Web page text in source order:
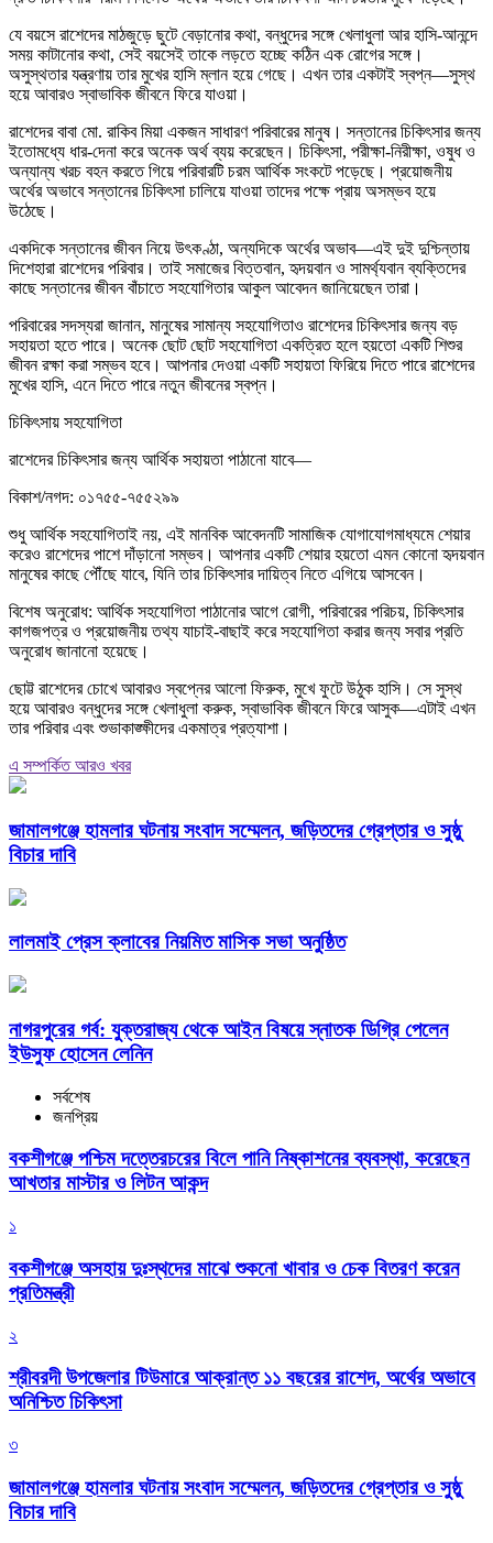
যে বয়সে রাশেদের মাঠজুড়ে ছুটে বেড়ানোর কথা, বন্ধুদের সঙ্গে খেলাধুলা আর হাসি-আনন্দে
সময় কাটানোর কথা, সেই বয়সেই তাকে লড়তে হচ্ছে কঠিন এক রোগের সঙ্গে।
অসুস্থতার যন্ত্রণায় তার মুখের হাসি ম্লান হয়ে গেছে। এখন তার একটাই স্বপ্ন—সুস্থ
হয়ে আবারও স্বাভাবিক জীবনে ফিরে যাওয়া।
রাশেদের বাবা মো. রাকিব মিয়া একজন সাধারণ পরিবারের মানুষ। সন্তানের চিকিৎসার জন্য
ইতোমধ্যে ধার-দেনা করে অনেক অর্থ ব্যয় করেছেন। চিকিৎসা, পরীক্ষা-নিরীক্ষা, ওষুধ ও
অন্যান্য খরচ বহন করতে গিয়ে পরিবারটি চরম আর্থিক সংকটে পড়েছে। প্রয়োজনীয়
অর্থের অভাবে সন্তানের চিকিৎসা চালিয়ে যাওয়া তাদের পক্ষে প্রায় অসম্ভব হয়ে
উঠেছে।
একদিকে সন্তানের জীবন নিয়ে উৎকণ্ঠা, অন্যদিকে অর্থের অভাব—এই দুই দুশ্চিন্তায়
দিশেহারা রাশেদের পরিবার। তাই সমাজের বিত্তবান, হৃদয়বান ও সামর্থ্যবান ব্যক্তিদের
কাছে সন্তানের জীবন বাঁচাতে সহযোগিতার আকুল আবেদন জানিয়েছেন তারা।
পরিবারের সদস্যরা জানান, মানুষের সামান্য সহযোগিতাও রাশেদের চিকিৎসার জন্য বড়
সহায়তা হতে পারে। অনেক ছোট ছোট সহযোগিতা একত্রিত হলে হয়তো একটি শিশুর
জীবন রক্ষা করা সম্ভব হবে। আপনার দেওয়া একটি সহায়তা ফিরিয়ে দিতে পারে রাশেদের
মুখের হাসি, এনে দিতে পারে নতুন জীবনের স্বপ্ন।
চিকিৎসায় সহযোগিতা
রাশেদের চিকিৎসার জন্য আর্থিক সহায়তা পাঠানো যাবে—
বিকাশ/নগদ: ০১৭৫৫-৭৫৫২৯৯
শুধু আর্থিক সহযোগিতাই নয়, এই মানবিক আবেদনটি সামাজিক যোগাযোগমাধ্যমে শেয়ার
করেও রাশেদের পাশে দাঁড়ানো সম্ভব। আপনার একটি শেয়ার হয়তো এমন কোনো হৃদয়বান
মানুষের কাছে পৌঁছে যাবে, যিনি তার চিকিৎসার দায়িত্ব নিতে এগিয়ে আসবেন।
বিশেষ অনুরোধ: আর্থিক সহযোগিতা পাঠানোর আগে রোগী, পরিবারের পরিচয়, চিকিৎসার
কাগজপত্র ও প্রয়োজনীয় তথ্য যাচাই-বাছাই করে সহযোগিতা করার জন্য সবার প্রতি
অনুরোধ জানানো হয়েছে।
ছোট্ট রাশেদের চোখে আবারও স্বপ্নের আলো ফিরুক, মুখে ফুটে উঠুক হাসি। সে সুস্থ
হয়ে আবারও বন্ধুদের সঙ্গে খেলাধুলা করুক, স্বাভাবিক জীবনে ফিরে আসুক—এটাই এখন
তার পরিবার এবং শুভাকাঙ্ক্ষীদের একমাত্র প্রত্যাশা।
এ সম্পর্কিত আরও খবর
জামালগঞ্জে হামলার ঘটনায় সংবাদ সম্মেলন, জড়িতদের গ্রেপ্তার ও সুষ্ঠু
বিচার দাবি
লালমাই প্রেস ক্লাবের নিয়মিত মাসিক সভা অনুষ্ঠিত
নাগরপুরের গর্ব: যুক্তরাজ্য থেকে আইন বিষয়ে স্নাতক ডিগ্রি পেলেন
ইউসুফ হোসেন লেনিন
সর্বশেষ
জনপ্রিয়
বকশীগঞ্জে পশ্চিম দত্তেরচরের বিলে পানি নিষ্কাশনের ব্যবস্থা, করেছেন
আখতার মাস্টার ও লিটন আকন্দ
১
বকশীগঞ্জে অসহায় দুঃস্থদের মাঝে শুকনো খাবার ও চেক বিতরণ করেন
প্রতিমন্ত্রী
২
শ্রীবরদী উপজেলার টিউমারে আক্রান্ত ১১ বছরের রাশেদ, অর্থের অভাবে
অনিশ্চিত চিকিৎসা
৩
জামালগঞ্জে হামলার ঘটনায় সংবাদ সম্মেলন, জড়িতদের গ্রেপ্তার ও সুষ্ঠু
বিচার দাবি